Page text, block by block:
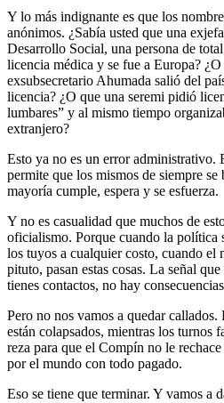
Y lo más indignante es que los
anónimos. ¿Sabía usted que una
Desarrollo Social, una persona de
licencia médica y se fue a Europa?
exsubsecretario Ahumada salió del
licencia? ¿O que una seremi pidió
lumbares” y al mismo tiempo
extranjero?
Esto ya no es un error administrativo.
permite que los mismos de siempre se
mayoría cumple, espera y se esfuerza.
Y no es casualidad que muchos de
oficialismo. Porque cuando la política
los tuyos a cualquier costo, cuando el
pituto, pasan estas cosas. La señal
tienes contactos, no hay
Pero no nos vamos a quedar
están colapsados, mientras los turnos
reza para que el Compín no le
por el mundo con todo pagado.
Eso se tiene que terminar. Y vamos a